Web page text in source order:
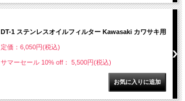
DT-1 ステンレスオイルフィルター Kawasaki カワサキ用
定価：6,050円(税込)
サマーセール 10% off： 5,500円(税込)